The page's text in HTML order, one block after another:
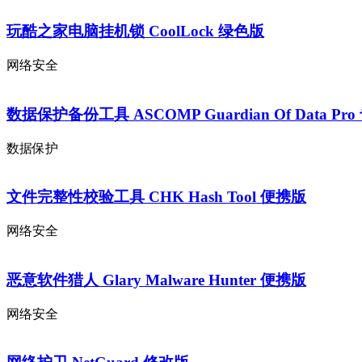
玩酷之家电脑挂机锁 CoolLock 绿色版
网络安全
数据保护备份工具 ASCOMP Guardian Of Data Pro
数据保护
文件完整性校验工具 CHK Hash Tool 便携版
网络安全
恶意软件猎人 Glary Malware Hunter 便携版
网络安全